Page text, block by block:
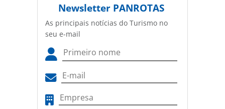
Newsletter PANROTAS
As principais notícias do Turismo no
seu e-mail